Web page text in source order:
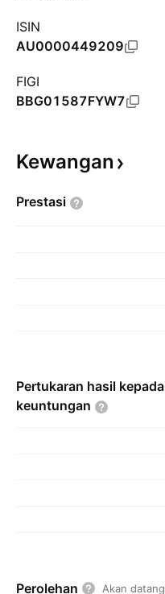
ISIN
AU0000449209
FIGI
BBG01587FYW7
Kewangan
Prestasi
Pertukaran hasil kepada
keuntungan
Perolehan Akan datang